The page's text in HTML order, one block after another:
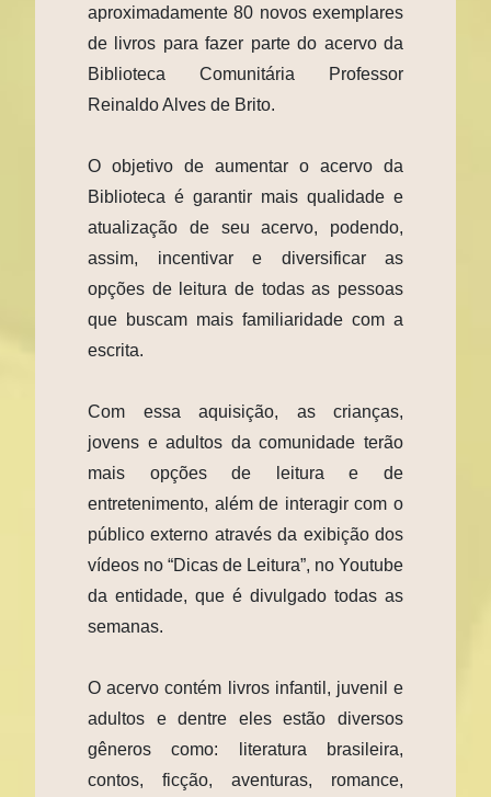
aproximadamente 80 novos exemplares
de livros para fazer parte do acervo da
Biblioteca Comunitária Professor
Reinaldo Alves de Brito.
O objetivo de aumentar o acervo da
Biblioteca é garantir mais qualidade e
atualização de seu acervo, podendo,
assim, incentivar e diversificar as
opções de leitura de todas as pessoas
que buscam mais familiaridade com a
escrita.
Com essa aquisição, as crianças,
jovens e adultos da comunidade terão
mais opções de leitura e de
entretenimento, além de interagir com o
público externo através da exibição dos
vídeos no “Dicas de Leitura”, no Youtube
da entidade, que é divulgado todas as
semanas.
O acervo contém livros infantil, juvenil e
adultos e dentre eles estão diversos
gêneros como: literatura brasileira,
contos, ficção, aventuras, romance,